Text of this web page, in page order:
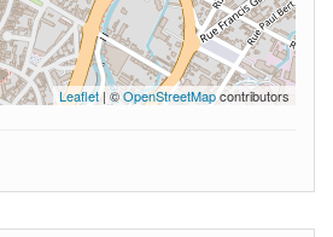
Leaflet| ©OpenStreetMapcontributors